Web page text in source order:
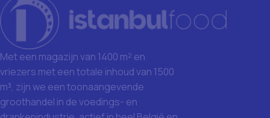
Met een magazijn van 1400 m² en
vriezers met een totale inhoud van 1500
m³, zijn we een toonaangevende
groothandel in de voedings- en